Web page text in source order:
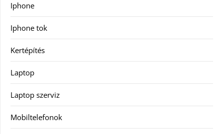
Iphone
Iphone tok
Kertépítés
Laptop
Laptop szerviz
Mobiltelefonok